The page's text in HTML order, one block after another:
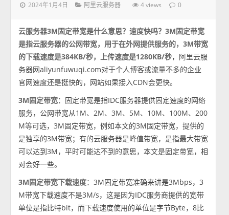
2024年1月4日 阿里云服务器 4 views 0
云服务器3M固定带宽是什么意思？速度快吗？3M固定带宽
是指云服务器的公网带宽，用于在外网提供服务的，3M带宽
的下载速度是384KB/秒，上传速度是1280KB/秒，阿里云服
务器网aliyunfuwuqi.com对于个人博客或流量不多的企业
官网速度还是挺快的，网站如果接入CDN会更快。
3M固定带宽：固定带宽是指IDC服务器提供固定速度的网络
服务，公网带宽从1M、2M、3M、5M、10M、100M、200
M等可选，3M固定带宽，例如本文的3M固定带宽，提供的
是独享的3M带宽；有的云服务器是峰值带宽，是指最大带宽
可以达到3M，平时可能达不到的意思，本文是固定带宽，相
对会好一些。
3M固定带宽下载速度：3M固定带宽准确来讲是3Mbps，3
M带宽下载速度不是3M/s，这是因为IDC服务商提供的宽带
单位是指比特bit，而下载速度使用的单位是字节Byte，8比